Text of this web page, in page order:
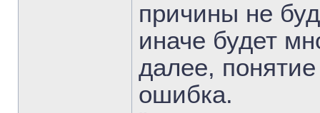
причины не
иначе будет
далее,
ошибка.